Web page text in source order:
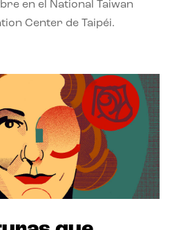
en el National Taiwan
Center de Taipéi.